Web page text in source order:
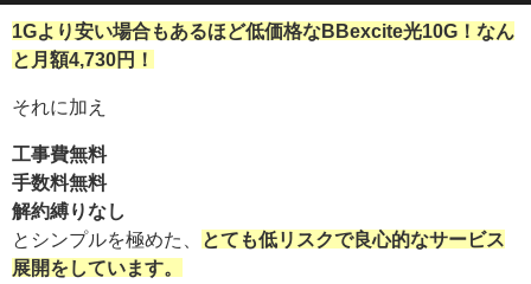
1Gより安い場合もあるほど低価格なBBexcite光10G！なん
と月額4,730円！
それに加え
工事費無料
手数料無料
解約縛りなし
とシンプルを極めた、
とても低リスクで良心的なサービス
展開をしています。